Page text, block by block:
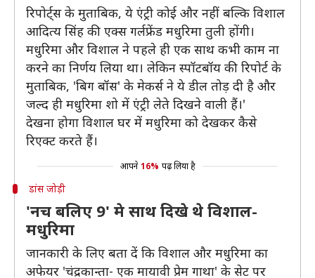
रिपोर्ट्स के मुताबिक, ये एंट्री कोई और नहीं बल्कि विशाल
आदित्य सिंह की एक्स गर्लफ्रेंड मधुरिमा तुली होंगी।
मधुरिमा और विशाल ने पहले ही एक साथ कभी काम ना
करने का निर्णय लिया था। लेकिन स्पॉटबॉय की रिपोर्ट के
मुताबिक, 'बिग बॉस' के मेकर्स ने ये डील तोड़ दी है और
जल्द ही मधुरिमा शो में एंट्री लेते दिखने वाली हैं।'
देखना होगा विशाल घर में मधुरिमा को देखकर कैसे
रिएक्ट करते हैं।
आपने 16% पढ़ लिया है
डांस जोड़ी
'नच बलिए 9' मे साथ दिखे थे विशाल-
मधुरिमा
जानकारी के लिए बता दें कि विशाल और मधुरिमा का
अफेयर 'चंद्रकान्ता- एक मायावी प्रेम गाथा' के सेट पर